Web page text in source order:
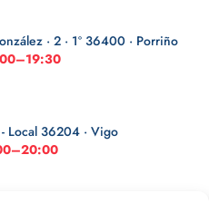
· 2 · 1º 36400 · Porriño
Local 36204 · Vigo